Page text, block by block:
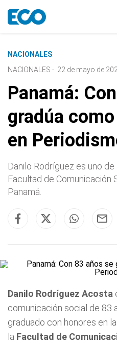
NACIONALES
NACIONALES - 22 de mayo de
Panamá:
gradúa
en
Danilo Rodríguez es uno
Facultad de Comunicación
Panamá.
Danilo Rodríguez Acosta
comunicación social de 83
graduado con honores en
la Facultad de